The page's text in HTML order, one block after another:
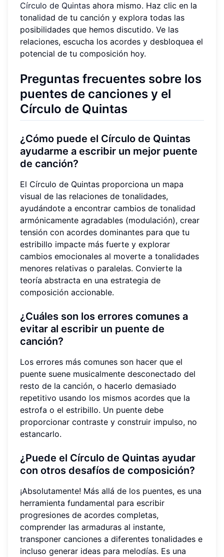
Círculo de Quintas ahora mismo. Haz clic en la
tonalidad de tu canción y explora todas las
posibilidades que hemos discutido. Ve las
relaciones, escucha los acordes y desbloquea el
potencial de tu composición hoy.
Preguntas frecuentes sobre los
puentes de canciones y el
Círculo de Quintas
¿Cómo puede el Círculo de Quintas
ayudarme a escribir un mejor puente
de canción?
El Círculo de Quintas proporciona un mapa
visual de las relaciones de tonalidades,
ayudándote a encontrar cambios de tonalidad
armónicamente agradables (modulación), crear
tensión con acordes dominantes para que tu
estribillo impacte más fuerte y explorar
cambios emocionales al moverte a tonalidades
menores relativas o paralelas. Convierte la
teoría abstracta en una estrategia de
composición accionable.
¿Cuáles son los errores comunes a
evitar al escribir un puente de
canción?
Los errores más comunes son hacer que el
puente suene musicalmente desconectado del
resto de la canción, o hacerlo demasiado
repetitivo usando los mismos acordes que la
estrofa o el estribillo. Un puente debe
proporcionar contraste y construir impulso, no
estancarlo.
¿Puede el Círculo de Quintas ayudar
con otros desafíos de composición?
¡Absolutamente! Más allá de los puentes, es una
herramienta fundamental para escribir
progresiones de acordes completas,
comprender las armaduras al instante,
transponer canciones a diferentes tonalidades e
incluso generar ideas para melodías. Es una